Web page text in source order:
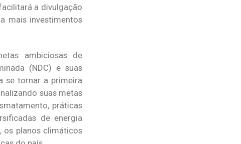
a divulgação
mais investimentos
ambiciosas de
(NDC) e suas
se tornar a primeira
suas metas
práticas
de energia
os planos climáticos